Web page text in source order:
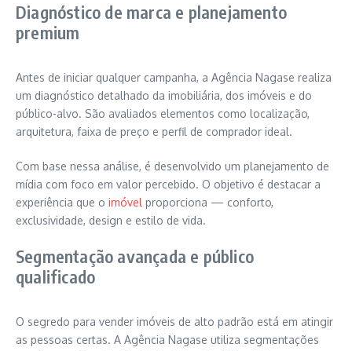
Diagnóstico de marca e planejamento
premium
Antes de iniciar qualquer campanha, a Agência Nagase realiza
um diagnóstico detalhado da imobiliária, dos imóveis e do
público-alvo. São avaliados elementos como localização,
arquitetura, faixa de preço e perfil de comprador ideal.
Com base nessa análise, é desenvolvido um planejamento de
mídia com foco em valor percebido. O objetivo é destacar a
experiência que o imóvel proporciona — conforto,
exclusividade, design e estilo de vida.
Segmentação avançada e público
qualificado
O segredo para vender imóveis de alto padrão está em atingir
as pessoas certas. A Agência Nagase utiliza segmentações